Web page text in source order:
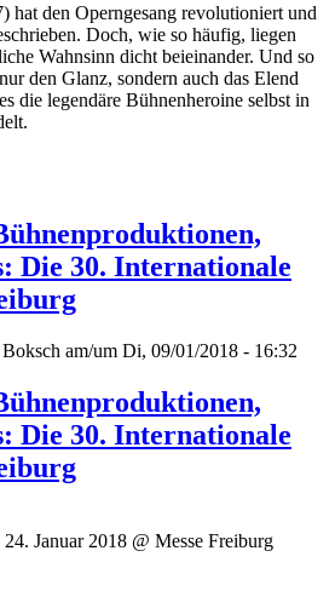
hat den Operngesang revolutioniert und
Doch, wie so häufig, liegen
Wahnsinn dicht beieinander. Und so
den Glanz, sondern auch das Elend
die legendäre Bühnenheroine selbst in
Die 30. Internationale
am/um Di, 09/01/2018 - 16:32
Die 30. Internationale
Januar 2018 @ Messe Freiburg